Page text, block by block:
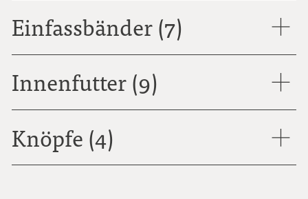
Einfassbänder (7)
Innenfutter (9)
Knöpfe (4)